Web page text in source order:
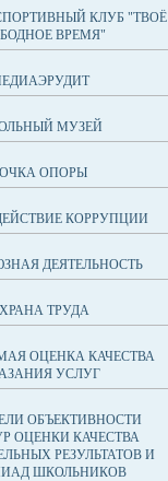
КЛУБ "ТВОЁ
ВРЕМЯ"
МУЗЕЙ
ОПОРЫ
КОРРУПЦИИ
ДЕЯТЕЛЬНОСТЬ
ТРУДА
ОЦЕНКА КАЧЕСТВА
УСЛУГ
ОБЪЕКТИВНОСТИ
ОЦЕНКИ КАЧЕСТВА
РЕЗУЛЬТАТОВ И
ШКОЛЬНИКОВ